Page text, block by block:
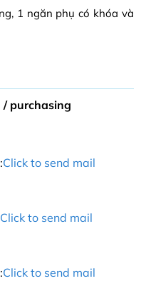
1 ngăn phụ có khóa và
purchasing
Click to send mail
Click to send mail
Click to send mail